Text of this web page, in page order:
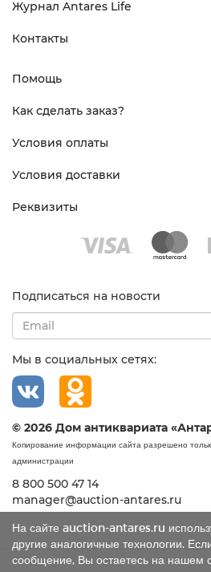
На сайте auction-antares.ru
другие аналогичные технологии.
сообщение, Вы остаетесь на нашем
Журнал Antares Life
Контакты
Помощь
Как сделать заказ?
Условия оплаты
Условия доставки
Реквизиты
Подписаться на новости
Мы в социальных сетях:
© 2026 Дом антиквариата
Копирование информации сайта разрешено
администрации
8 800 500 47 14
manager@auction-antares.ru